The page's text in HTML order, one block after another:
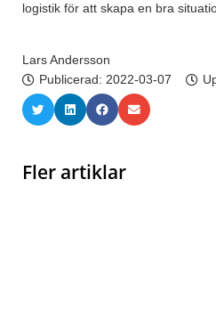
logistik för att skapa en bra
Lars Andersson
Publicerad: 2022-03-07
Fler artiklar